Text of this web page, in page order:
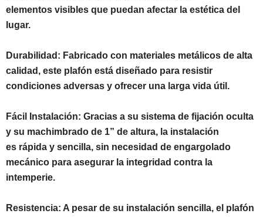
elementos visibles que puedan afectar la estética del
lugar.
Durabilidad: Fabricado con materiales metálicos de alta
calidad, este plafón está diseñado para resistir
condiciones adversas y ofrecer una larga vida útil.
Fácil Instalación: Gracias a su sistema de fijación oculta
y su machimbrado de 1” de altura, la instalación
es rápida y sencilla, sin necesidad de engargolado
mecánico para asegurar la integridad contra la
intemperie.
Resistencia: A pesar de su instalación sencilla, el plafón